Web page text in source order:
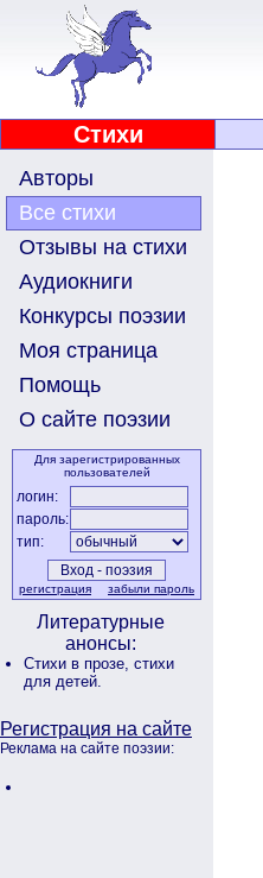
Стихи
Авторы
Все стихи
Отзывы на стихи
Аудиокниги
Конкурсы поэзии
Моя страница
Помощь
О сайте поэзии
Для зарегистрированных
пользователей
логин:
пароль:
тип:
регистрация забыли пароль
Литературные
анонсы:
Стихи в прозе, стихи
для детей.
Регистрация на сайте
Реклама на сайте поэзии: